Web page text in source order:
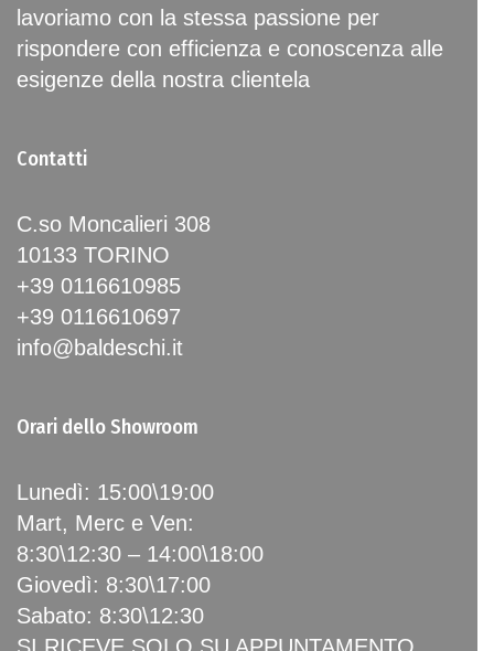
lavoriamo con la stessa passione per
rispondere con efficienza e conoscenza alle
esigenze della nostra clientela
Contatti
C.so Moncalieri 308
10133 TORINO
+39 0116610985
+39 0116610697
info@baldeschi.it
Orari dello Showroom
Lunedì: 15:00\19:00
Mart, Merc e Ven:
8:30\12:30 – 14:00\18:00
Giovedì: 8:30\17:00
Sabato: 8:30\12:30